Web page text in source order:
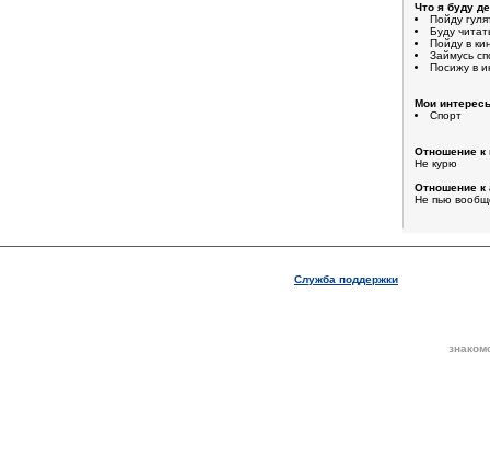
Что я буду
Пойду
Буду
Пойду в
Займусь
Посижу в
Мои
Спорт
Отношение к
Не курю
Отношение к
Не пью
Служба поддержки